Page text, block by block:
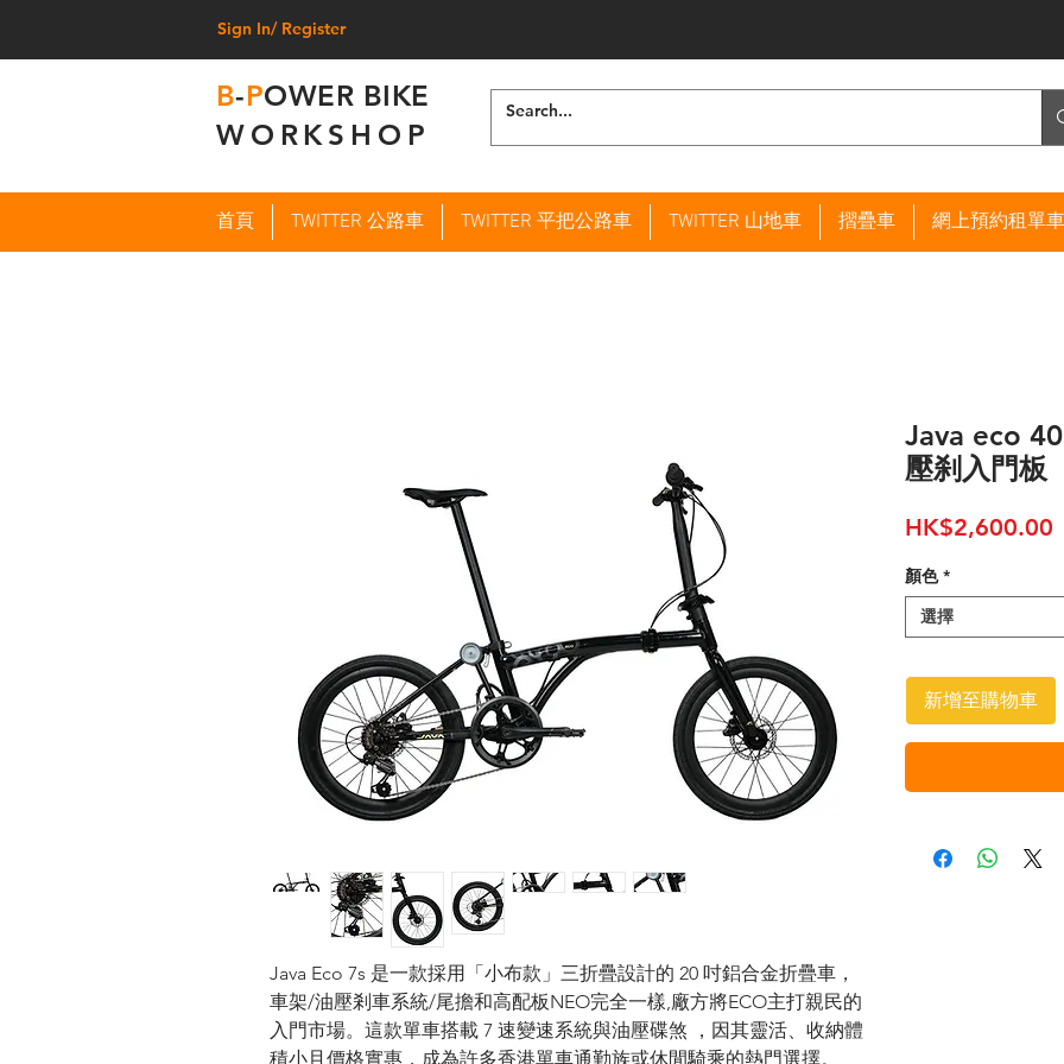
Sign In/ Register
B-POWER BIKE
WORKSHOP
首頁 TWITTER 公路車 TWITTER 平把公路車 TWITTER 山地車 摺疊車 網上預約租單車
Java Eco 7s 是一款採用「小布款」三折疊設計的 20 吋鋁合金折疊車，
車架/油壓剎車系統/尾擔和高配板NEO完全一樣,廠方將ECO主打親民的
入門市場。這款單車搭載 7 速變速系統與油壓碟煞 ，因其靈活、收納體
積小且價格實惠，成為許多香港單車通勤族或休閒騎乘的熱門選擇。
Java eco
壓刹入門板
HK$2,600.00
顏色 *
選擇
新增至購物車